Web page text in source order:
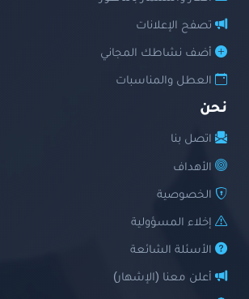
تصفح الإعلانات
أضف نشاطك المجاني
العطل والمناسبات
نحن
اتصل بنا
الأهداف
الخصوصية
إخلاء المسؤولية
الأسئلة الشائعة
أعلن معنا (الإشهار)